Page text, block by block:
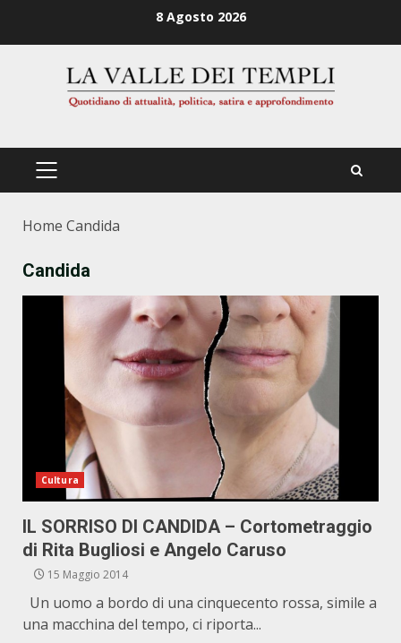
8 Agosto 2026
PRIMÄRES
Home Candida
Candida
Cultura
IL SORRISO DI CANDIDA – Cortometraggio
di Rita Bugliosi e Angelo Caruso
15 Maggio 2014
Un uomo a bordo di una cinquecento rossa, simile a
una macchina del tempo, ci riporta...